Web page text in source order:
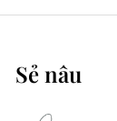
Sẻ nâu